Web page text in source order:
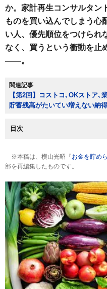
か。家計再生コンサルタン
ものを買い込んでしまう心
い人、優先順位をつけられ
なく、買うという衝動を止
――。
関連記事
【第2回】コストコ､OKストア､
貯蓄残高がたいてい増えない納
目次
※本稿は、横山光昭『お金を貯め
部を再編集したものです。